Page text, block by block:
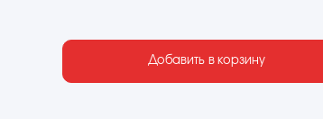
Добавить в корзину